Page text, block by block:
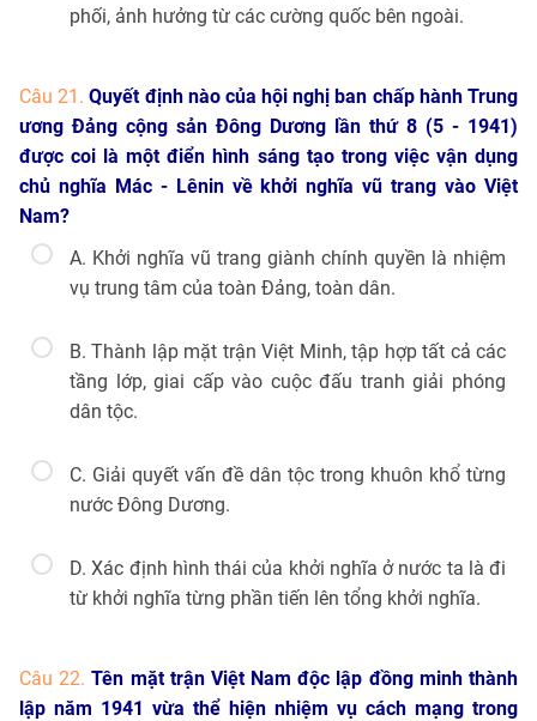
phối, ảnh hưởng từ các cường quốc bên ngoài.
Câu 21.Quyết định nào của hội nghị ban chấp hành Trung
ương Đảng cộng sản Đông Dương lần thứ 8 (5 - 1941)
được coi là một điển hình sáng tạo trong việc vận dụng
chủ nghĩa Mác - Lênin về khởi nghĩa vũ trang vào Việt
Nam?
A. Khởi nghĩa vũ trang giành chính quyền là nhiệm
vụ trung tâm của toàn Đảng, toàn dân.
B. Thành lập mặt trận Việt Minh, tập hợp tất cả các
tầng lớp, giai cấp vào cuộc đấu tranh giải phóng
dân tộc.
C. Giải quyết vấn đề dân tộc trong khuôn khổ từng
nước Đông Dương.
D. Xác định hình thái của khởi nghĩa ở nước ta là đi
từ khởi nghĩa từng phần tiến lên tổng khởi nghĩa.
Câu 22.Tên mặt trận Việt Nam độc lập đồng minh thành
lập năm 1941 vừa thể hiện nhiệm vụ cách mạng trong